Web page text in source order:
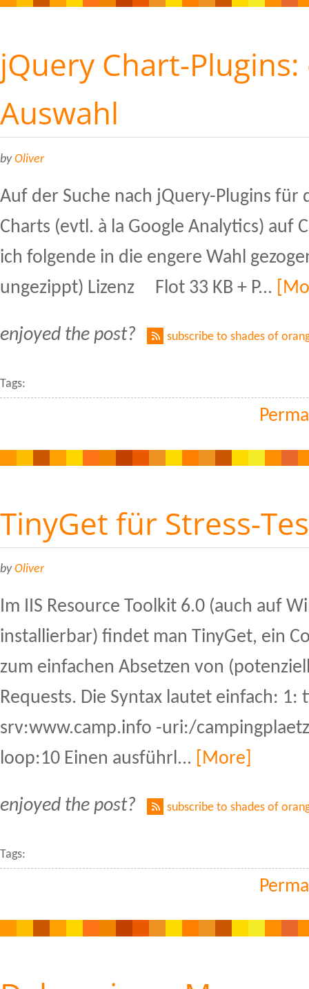
jQuery Chart-
Auswahl
byOliver
Auf der Suche nach jQuery-Plugins für
Charts (evtl. à la Google Analytics) auf
ich folgende in die engere Wahl
ungezippt) Lizenz Flot 33 KB + P...
enjoyed the post? subscribe to shades of
Tags:
TinyGet für Stress-
byOliver
Im IIS Resource Toolkit 6.0 (auch auf
installierbar) findet man TinyGet, ein
zum einfachen Absetzen von
Requests. Die Syntax lautet einfach: 1:
srv:www.camp.info -uri:/
loop:10 Einen ausführl...
[More]
enjoyed the post? subscribe to shades of
Tags: